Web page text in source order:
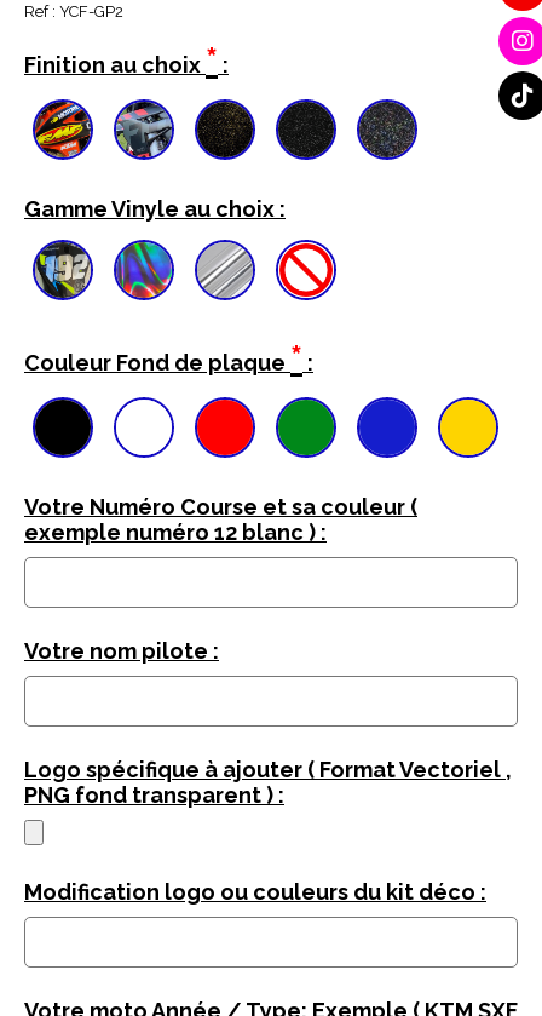
Ref : YCF-GP2
Finition au choix * :
Gamme Vinyle au choix :
Couleur Fond de plaque * :
Votre Numéro Course et sa couleur (
exemple numéro 12 blanc ) :
Votre nom pilote :
Logo spécifique à ajouter ( Format Vectoriel ,
PNG fond transparent ) :
Modification logo ou couleurs du kit déco :
Votre moto Année / Type: Exemple ( KTM SXF